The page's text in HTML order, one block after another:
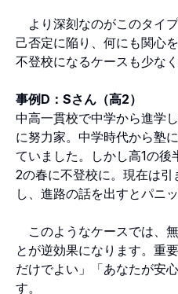
より深刻なのがこのタイ
己否定に陥り、何にも関心
不登校になるケースも少なく
事例D：Sさん（高2）
中高一貫校で中学から進学
に努力家。中学時代から塾
ていました。しかし高1の
2の春に不登校に。現在は
し、進路の話を出すとパニ
このようなケースでは、
とが逆効果になります。重
だけでよい」「あなたが安
す。